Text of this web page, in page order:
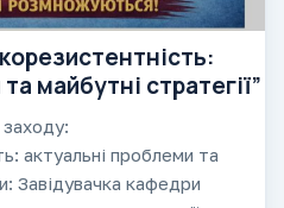
майбутні стратегії”
актуальні проблеми та
Завідувачка кафедри